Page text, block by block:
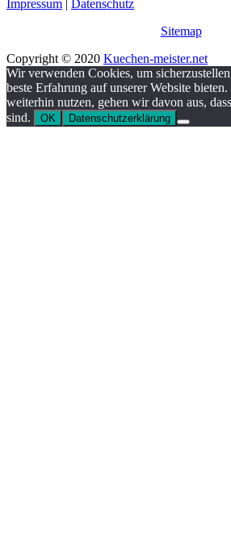
Impressum | Datenschutz
Sitemap
Copyright © 2020 Kuechen-meister.net
Wir verwenden Cookies, um
beste Erfahrung auf unserer Website
weiterhin nutzen, gehen wir davon aus,
sind.
OK Datenschutzerklärung